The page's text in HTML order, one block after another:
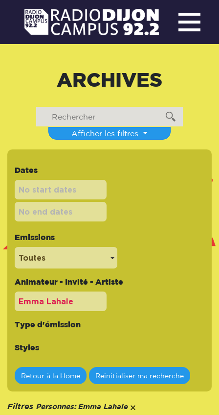
ARCHIVES
Afficher les filtres
Dates
Emissions
Toutes
Animateur - Invité - Artiste
Type d'émission
Styles
Retour à la Home Reinitialiser ma recherche
Filtres Personnes: Emma Lahale